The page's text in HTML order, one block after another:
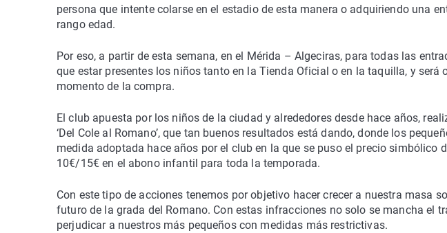
persona que intente colarse en el estadio de esta manera o adquiriendo una
rango edad.
Por eso, a partir de esta semana, en el Mérida – Algeciras, para todas las
que estar presentes los niños tanto en la Tienda Oficial o en la taquilla, y será
momento de la compra.
El club apuesta por los niños de la ciudad y alrededores desde hace años,
‘Del Cole al Romano’, que tan buenos resultados está dando, donde los
medida adoptada hace años por el club en la que se puso el precio simbólico
10€/15€ en el abono infantil para toda la temporada.
Con este tipo de acciones tenemos por objetivo hacer crecer a nuestra masa
futuro de la grada del Romano. Con estas infracciones no solo se mancha el
perjudicar a nuestros más pequeños con medidas más restrictivas.